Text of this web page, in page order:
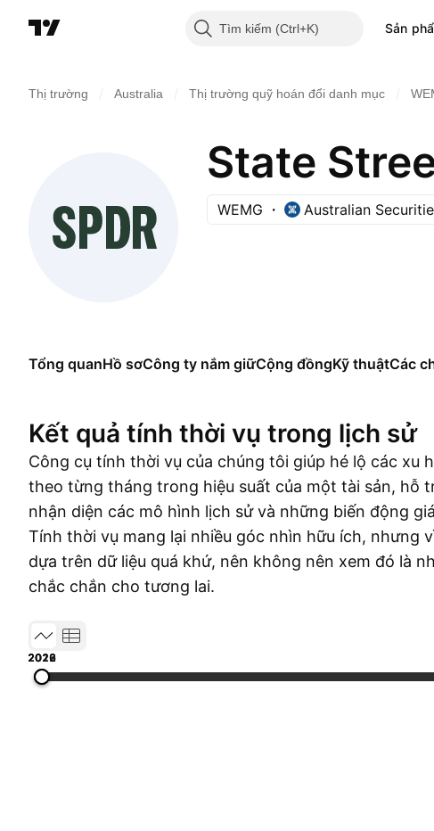
Tìm kiếm Sản
Thị trường Australia Thị trường quỹ hoán đổi danh mục
WEMG Australian
Tổng quanHồ sơCông ty nắm giữCộng đồngKỹ thuậtCác
Kết quả tính thời vụ trong lịch sử
Công cụ tính thời vụ của chúng tôi giúp hé lộ các xu
theo từng tháng trong hiệu suất của một tài sản, hỗ
nhận diện các mô hình lịch sử và những biến động
Tính thời vụ mang lại nhiều góc nhìn hữu ích, nhưng
dựa trên dữ liệu quá khứ, nên không nên xem đó là
chắc chắn cho tương lai.
2013
2016
2019
2022
2026